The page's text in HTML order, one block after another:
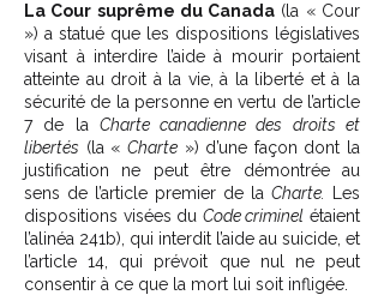
La Cour suprême du Canada (la « Cour
») a statué que les dispositions législatives
visant à interdire l’aide à mourir portaient
atteinte au droit à la vie, à la liberté et à la
sécurité de la personne en vertu de l’article
7 de la Charte canadienne des droits et
libertés (la « Charte») d’une façon dont la
justification ne peut être démontrée au
sens de l’article premier de la Charte.
Les
dispositions visées du Code criminel étaient
l’alinéa 241b), qui interdit l’aide au suicide, et
l’article 14, qui prévoit que nul ne peut
consentir à ce que la mort lui soit infligée.